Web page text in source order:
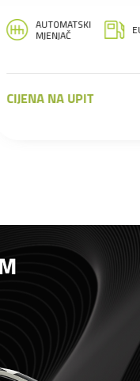
AUTOMATSKI
MJENJAČ
CIJENA NA UPIT